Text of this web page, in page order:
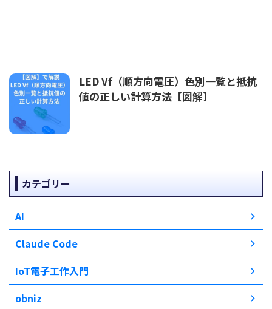
LED Vf（順方向電圧）色別一覧と抵抗
値の正しい計算方法【図解】
カテゴリー
AI
Claude Code
IoT電子工作入門
obniz